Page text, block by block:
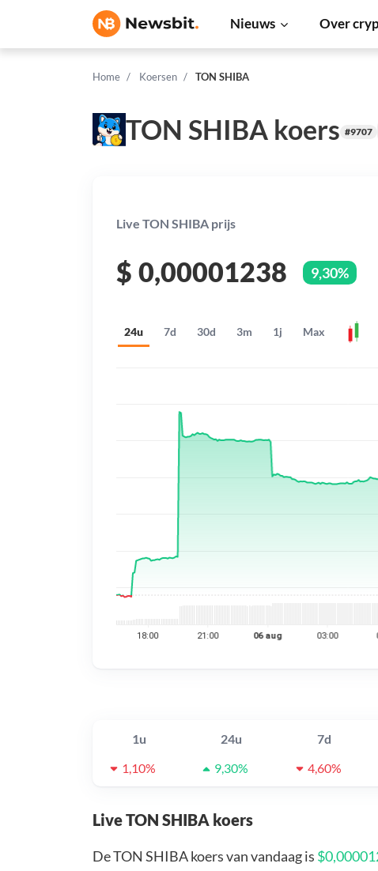
Nieuws Over
Home Koersen TON SHIBA
TON SHIBA koers #9707
Live TON SHIBA prijs
$ 0,00001238 9,30%
24u 7d 30d 3m 1j Max
1u 24u 7d
1,10%
9,30% 4,60%
Live TON SHIBA koers
De TON SHIBA koers van vandaag is